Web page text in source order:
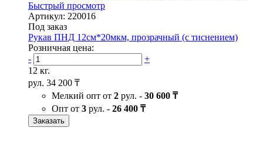
Быстрый просмотр
Артикул: 220016
Под заказ
Рукав ПНД 12см*20мкм, прозрачный (с тиснением)
Розничная цена:
-
+
12 кг.
рул. 34 200 ₸
Мелкий опт от 2 рул. - 30 600 ₸
Опт от 3 рул. - 26 400 ₸
Заказать